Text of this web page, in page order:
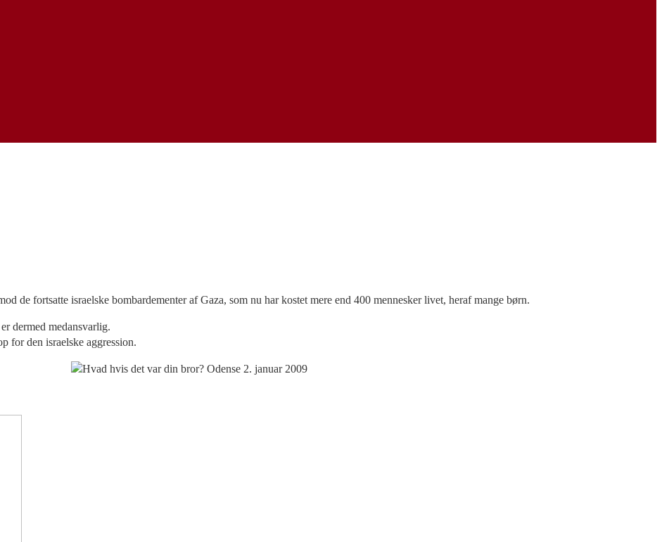
de fortsatte israelske bombardementer af Gaza, som nu har kostet mere end 400 mennesker livet, heraf mange børn.
dermed medansvarlig.
for den israelske aggression.